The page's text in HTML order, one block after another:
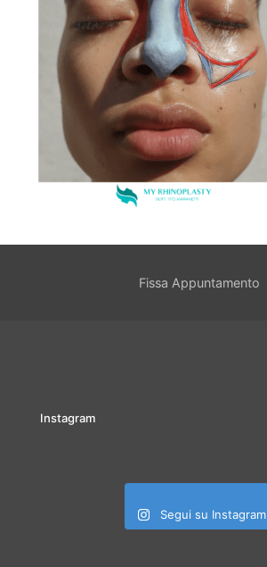
Fissa Appuntamento
Instagram
Segui su Instagram